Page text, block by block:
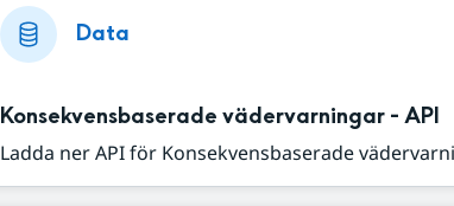
Data
Konsekvensbaserade vädervarningar - API
Ladda ner API för Konsekvensbaserade